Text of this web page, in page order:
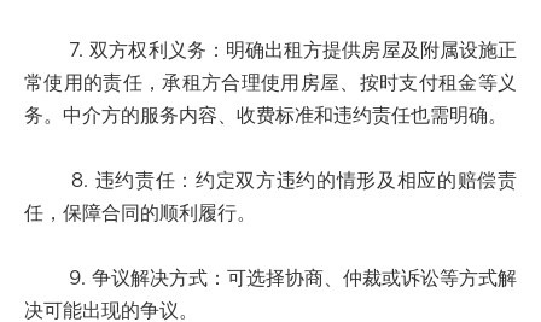
7. 双方权利义务：明确出租方提供房屋及附属设施正
常使用的责任，承租方合理使用房屋、按时支付租金等义
务。中介方的服务内容、收费标准和违约责任也需明确。
8. 违约责任：约定双方违约的情形及相应的赔偿责
任，保障合同的顺利履行。
9. 争议解决方式：可选择协商、仲裁或诉讼等方式解
决可能出现的争议。